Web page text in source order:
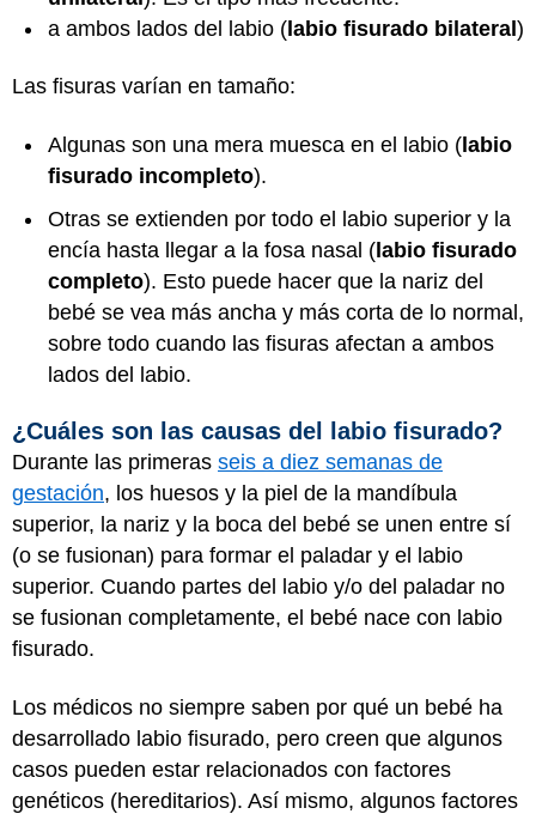
a ambos lados del labio (labio fisurado bilateral)
Las fisuras varían en tamaño:
Algunas son una mera muesca en el labio (labio
fisurado incompleto).
Otras se extienden por todo el labio superior y la
encía hasta llegar a la fosa nasal (labio fisurado
completo). Esto puede hacer que la nariz del
bebé se vea más ancha y más corta de lo normal,
sobre todo cuando las fisuras afectan a ambos
lados del labio.
¿Cuáles son las causas del labio fisurado?
Durante las primeras seis a diez semanas de
gestación, los huesos y la piel de la mandíbula
superior, la nariz y la boca del bebé se unen entre sí
(o se fusionan) para formar el paladar y el labio
superior. Cuando partes del labio y/o del paladar no
se fusionan completamente, el bebé nace con labio
fisurado.
Los médicos no siempre saben por qué un bebé ha
desarrollado labio fisurado, pero creen que algunos
casos pueden estar relacionados con factores
genéticos (hereditarios). Así mismo, algunos factores